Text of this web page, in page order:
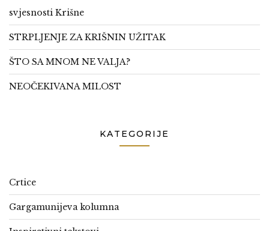
svjesnosti Krišne
STRPLJENJE ZA KRIŠNIN UŽITAK
ŠTO SA MNOM NE VALJA?
NEOČEKIVANA MILOST
KATEGORIJE
Crtice
Gargamunijeva kolumna